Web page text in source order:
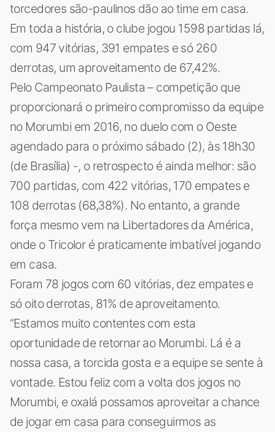
torcedores são-paulinos dão ao time em casa.
Em toda a história, o clube jogou 1598 partidas lá,
com 947 vitórias, 391 empates e só 260
derrotas, um aproveitamento de 67,42%.
Pelo Campeonato Paulista – competição que
proporcionará o primeiro compromisso da equipe
no Morumbi em 2016, no duelo com o Oeste
agendado para o próximo sábado (2), às 18h30
(de Brasília) -, o retrospecto é ainda melhor: são
700 partidas, com 422 vitórias, 170 empates e
108 derrotas (68,38%). No entanto, a grande
força mesmo vem na Libertadores da América,
onde o Tricolor é praticamente imbatível jogando
em casa.
Foram 78 jogos com 60 vitórias, dez empates e
só oito derrotas, 81% de aproveitamento.
“Estamos muito contentes com esta
oportunidade de retornar ao Morumbi. Lá é a
nossa casa, a torcida gosta e a equipe se sente à
vontade. Estou feliz com a volta dos jogos no
Morumbi, e oxalá possamos aproveitar a chance
de jogar em casa para conseguirmos as